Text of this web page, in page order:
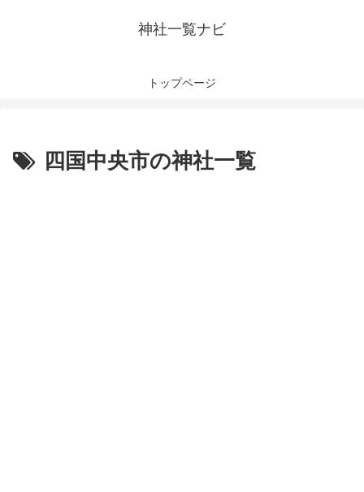
神社一覧ナビ
トップページ
四国中央市の神社一覧